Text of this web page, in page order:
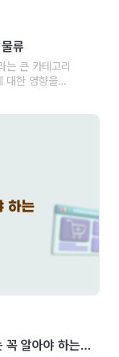
류
는 큰 카테고리
대한 영향을
꼭 알아야 하는